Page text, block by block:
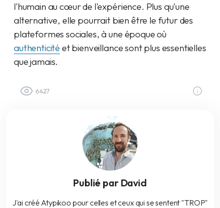
l'humain au cœur de l'expérience. Plus qu'une
alternative, elle pourrait bien être le futur des
plateformes sociales, à une époque où
authenticité et bienveillance sont plus essentielles
que jamais.
6427
Publié par David
J'ai créé Atypikoo pour celles et ceux qui se sentent "TROP"